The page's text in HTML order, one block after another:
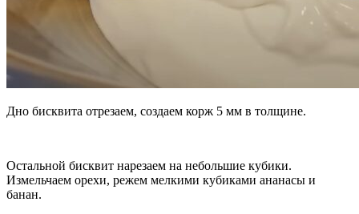
Дно бисквита отрезаем, создаем корж 5 мм в толщине.
Остальной бисквит нарезаем на небольшие кубики.
Измельчаем орехи, режем мелкими кубиками ананасы и
банан.